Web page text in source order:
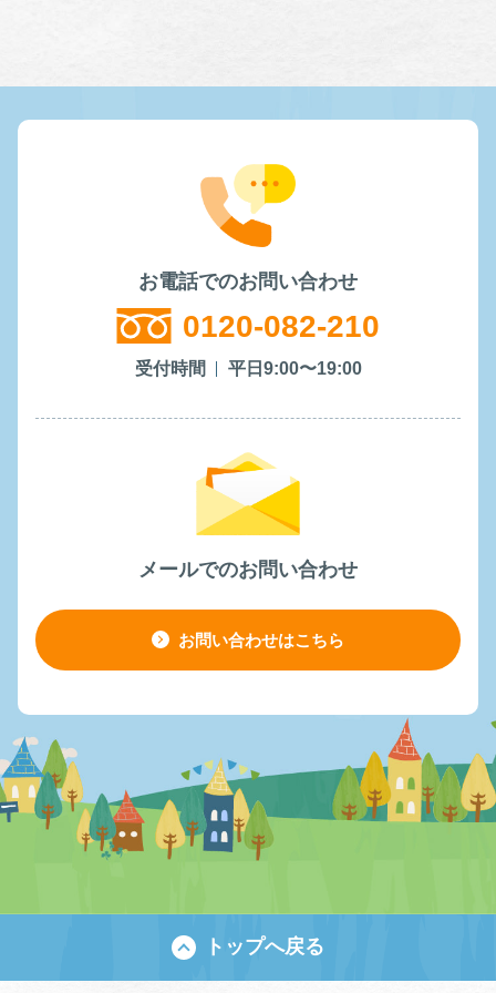
お電話でのお問い合わせ
0120-082-210
受付時間 平日9:00〜19:00
メールでのお問い合わせ
お問い合わせはこちら
トップへ戻る